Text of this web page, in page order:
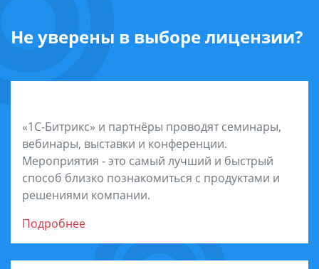
Не уверены в выборе лицензии?
«1С-Битрикс» и партнёры проводят семинары,
вебинары, выставки и конференции.
Мероприятия - это самый лучший и быстрый
способ близко познакомиться с продуктами и
решениями компании.
Подробнее